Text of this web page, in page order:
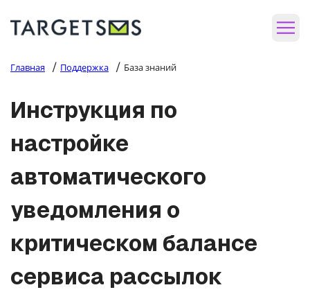
Главная / Поддержка / База знаний
Инструкция по
настройке
автоматического
уведомления о
критическом балансе
сервиса рассылок